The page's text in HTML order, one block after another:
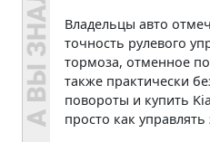
Владельцы авто
точность рулевого
тормоза, отменное
также практически
повороты и купить
просто как управлять